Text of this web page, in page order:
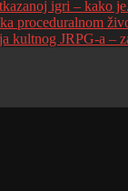
igri – kako
proceduralnom
kultnog JRPG-a –